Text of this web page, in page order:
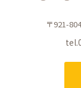
〒921-